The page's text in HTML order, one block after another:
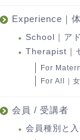
Experience｜
School｜ア
Therapist｜
For
For All｜
会員 / 受講者
会員種別と